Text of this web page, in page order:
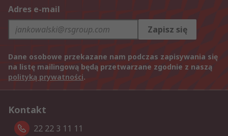
Adres e-mail
Zapisz się
Dane osobowe przekazane nam podczas zapisywania się
na listę mailingową będą przetwarzane zgodnie z naszą
polityką prywatności.
Kontakt
22 22 3 11 11